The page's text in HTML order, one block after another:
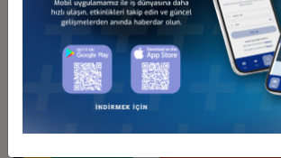
Türkiye - Gine
İş Konseyi